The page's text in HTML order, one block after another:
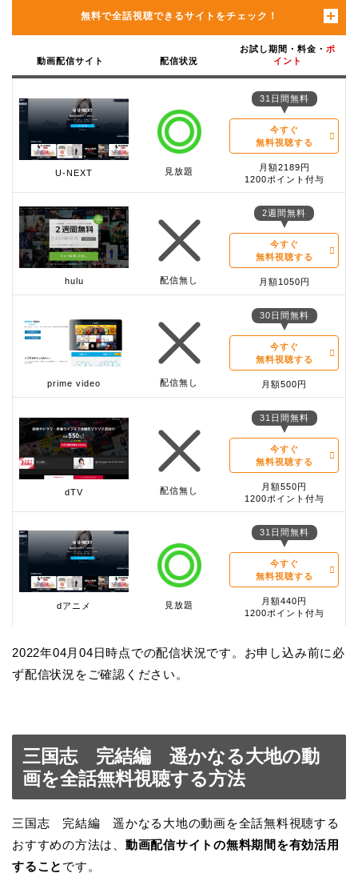
無料で全話視聴できるサイトをチェック！
動画配信サイト 配信状況
お試し期間・料金・ ポ
イント
U-NEXT 見放題
31日間無料
今すぐ
無料視聴する
月額2189円
1200ポイント付与
hulu 配信無し
2週間無料
今すぐ
無料視聴する
月額1050円
prime video 配信無し
30日間無料
今すぐ
無料視聴する
月額500円
dTV 配信無し
31日間無料
今すぐ
無料視聴する
月額550円
1200ポイント付与
dアニメ 見放題
31日間無料
今すぐ
無料視聴する
月額440円
1200ポイント付与
2022年04月04日時点での配信状況です。お申し込み前に必
ず配信状況をご確認ください。
三国志 完結編 遥かなる大地の動
画を全話無料視聴する方法
三国志 完結編 遥かなる大地の動画を全話無料視聴する
おすすめの方法は、 動画配信サイトの無料期間を有効活用
すること です。